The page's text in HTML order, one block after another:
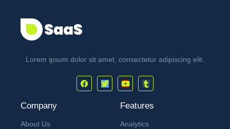
Lorem ipsum dolor sit amet, consectetur adipiscing elit.
Company
About Us
Features
Analytics